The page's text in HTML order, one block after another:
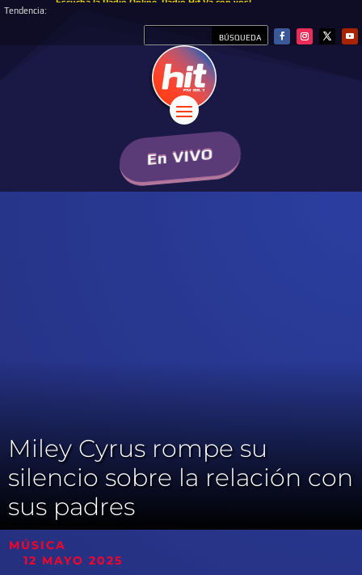
Tendencia:
Escucha la Radio Online, Radio Hit Va con vos!
En VIVO
Miley Cyrus rompe su
silencio sobre la relación con
sus padres
MÚSICA
12 MAYO 2025